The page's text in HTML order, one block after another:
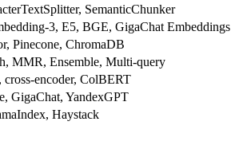
SemanticChunker
3, E5, BGE, GigaChat Embeddings
Pinecone, ChromaDB
MMR, Ensemble, Multi-query
cross-encoder, ColBERT
GigaChat, YandexGPT
Haystack